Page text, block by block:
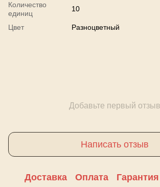
Количество
единиц
10
Цвет Разноцветный
Добавьте первый отзыв
Написать отзыв
Доставка Оплата Гарантия